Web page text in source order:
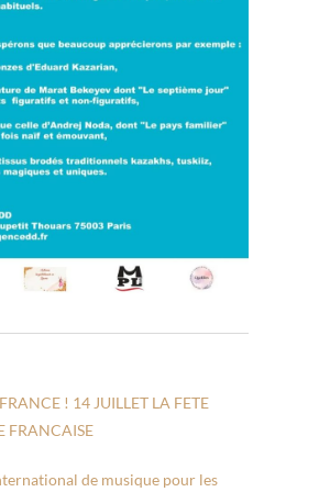
! 14 JUILLET LA FETE
FRANCAISE
de musique pour les